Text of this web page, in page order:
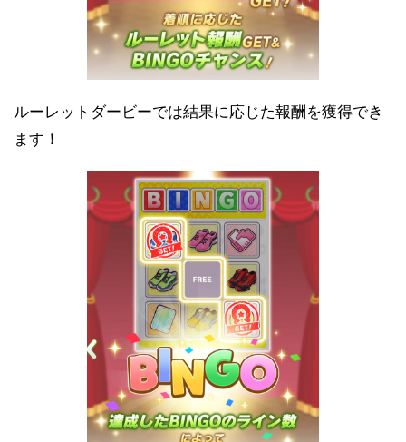
ルーレットダービーでは結果に応じた報酬を獲得でき
ます！